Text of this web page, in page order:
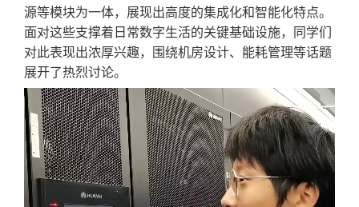
源等模块为一体，展现出高度的集成化和智能化特点。
面对这些支撑着日常数字生活的关键基础设施，同学们
对此表现出浓厚兴趣，围绕机房设计、能耗管理等话题
展开了热烈讨论。